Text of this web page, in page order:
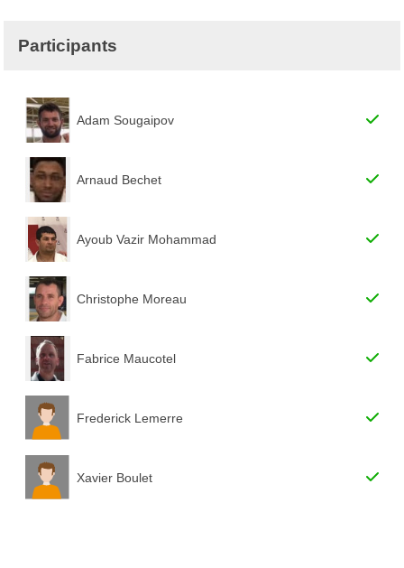
Participants
Adam Sougaipov
Arnaud Bechet
Ayoub Vazir Mohammad
Christophe Moreau
Fabrice Maucotel
Frederick Lemerre
Xavier Boulet